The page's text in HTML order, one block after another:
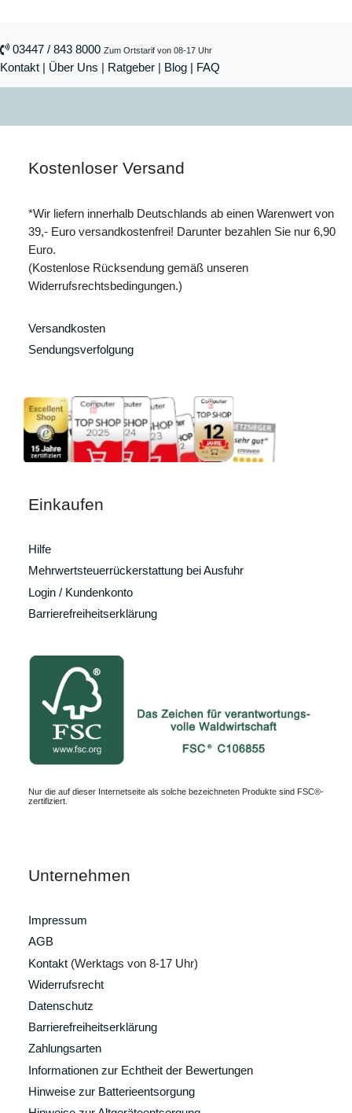
03447 / 843 8000 Zum Ortstarif von 08-17 Uhr
Kontakt | Über Uns | Ratgeber | Blog | FAQ
Kostenloser Versand
*Wir liefern innerhalb Deutschlands ab einen Warenwert von
39,- Euro versandkostenfrei! Darunter bezahlen Sie nur 6,90
Euro.
(Kostenlose Rücksendung gemäß unseren
Widerrufsrechtsbedingungen.)
Versandkosten
Sendungsverfolgung
Einkaufen
Hilfe
Mehrwertsteuerrückerstattung bei Ausfuhr
Login / Kundenkonto
Barrierefreiheitserklärung
Nur die auf dieser Internetseite als solche bezeichneten Produkte sind FSC®-
zertifiziert.
Unternehmen
Impressum
AGB
Kontakt (Werktags von 8-17 Uhr)
Widerrufsrecht
Datenschutz
Barrierefreiheitserklärung
Zahlungsarten
Informationen zur Echtheit der Bewertungen
Hinweise zur Batterieentsorgung